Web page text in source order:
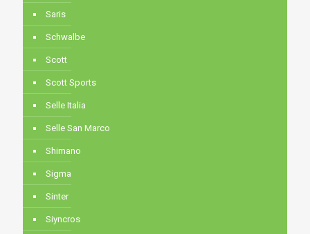
Saris
Schwalbe
Scott
Scott Sports
Selle Italia
Selle San Marco
Shimano
Sigma
Sinter
Siyncros